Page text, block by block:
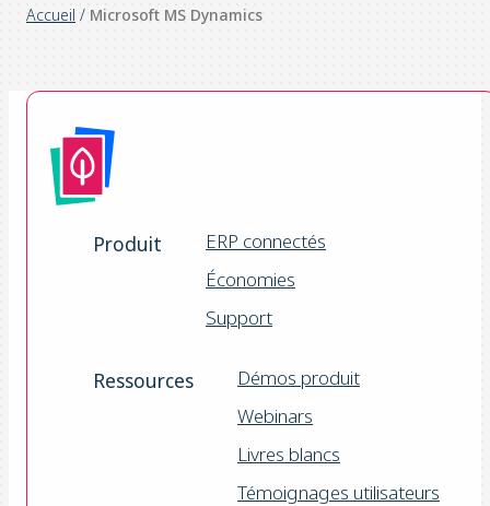
Accueil / Microsoft MS Dynamics
Produit
ERP connectés
Économies
Support
Ressources
Démos produit
Webinars
Livres blancs
Témoignages utilisateurs